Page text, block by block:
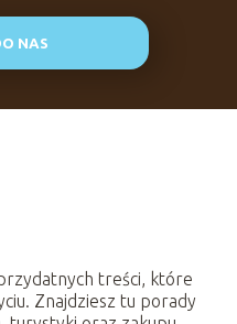
NAS
treści, które
Znajdziesz tu porady